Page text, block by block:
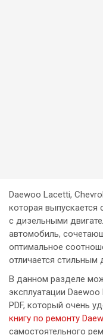
Daewoo Lacetti,
которая выпускается
с дизельными
автомобиль,
оптимальное
отличается
В данном разделе
эксплуатации
PDF, который очень
книгу по ремонту
самостоятельного